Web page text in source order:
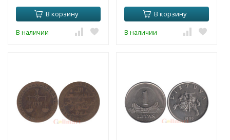
В корзину
В наличии
В корзину
В наличии